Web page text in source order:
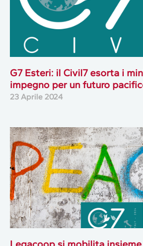
G7 Esteri: il Civil7 esorta i
impegno per un futuro
23 Aprile 2024